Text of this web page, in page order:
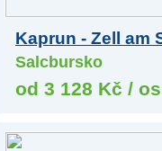
Kaprun - Zell am
Salcbursko
od 3 128 Kč /